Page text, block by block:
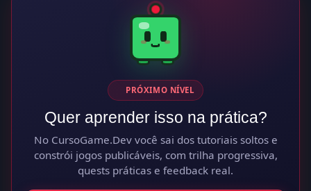
PRÓXIMO NÍVEL
Quer aprender isso na prática?
No CursoGame.Dev você sai dos tutoriais soltos e
constrói jogos publicáveis, com trilha progressiva,
quests práticas e feedback real.